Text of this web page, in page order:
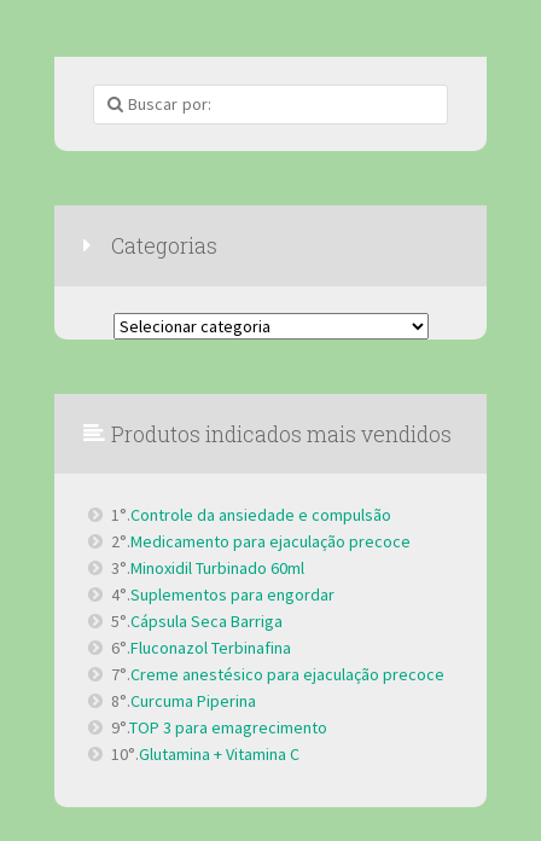
Categorias
Categorias
Produtos indicados mais vendidos
1°.Controle da ansiedade e compulsão
2°.Medicamento para ejaculação precoce
3°.Minoxidil Turbinado 60ml
4°.Suplementos para engordar
5°.Cápsula Seca Barriga
6°.Fluconazol Terbinafina
7°.Creme anestésico para ejaculação precoce
8°.Curcuma Piperina
9°.TOP 3 para emagrecimento
10°.Glutamina + Vitamina C